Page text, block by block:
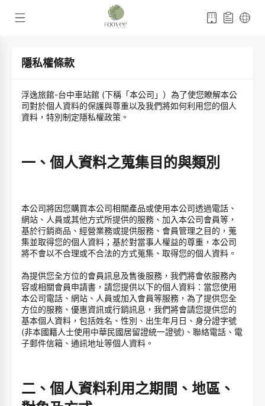
隱私權條款
浮逸旅館-台中車站館 (下稱「本公司」）為了使您瞭解本公
司對於個人資料的保護與尊重以及我們將如何利用您的個人
資料，特別制定隱私權政策。
一、個人資料之蒐集目的與類別
本公司將因您購買本公司相關產品或使用本公司透過電話、
網站、人員或其他方式所提供的服務、加入本公司會員等，
基於行銷商品、經營業務或提供服務、會員管理之目的，蒐
集並取得您的個人資料；基於對當事人權益的尊重，本公司
將不會以不合理或不合法的方式蒐集、取得您的個人資料。
為提供您全方位的會員訊息及售後服務，我們將會依服務內
容或相關會員申請書，請您提供以下的個人資料：當您使用
本公司電話、網站、人員或加入會員等服務，為了提供您全
方位的服務、優惠資訊或行銷訊息，我們將會請您提供您的
基本個人資料，包括姓名、性別、出生年月日、身分證字號
(非本國籍人士使用中華民國居留證統一證號)、聯絡電話、電
子郵件信箱、通訊地址等個人資料。
二、個人資料利用之期間、地區、